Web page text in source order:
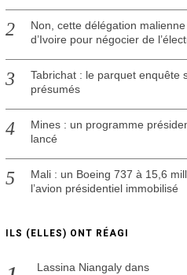
Non, cette délégation
d’Ivoire pour négocier de
Tabrichat : le parquet enquête
présumés
Mines : un programme
lancé
Mali : un Boeing 737 à 15,6
l’avion présidentiel immobilisé
ILS (ELLES) ONT RÉAGI
Lassina Niangalydans